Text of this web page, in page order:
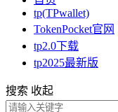
tp(TPwallet)
TokenPocket官网
tp2.0下载
tp2025最新版
搜索 收起